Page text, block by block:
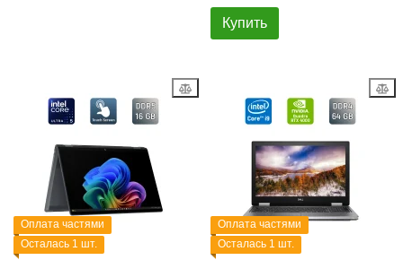
Купить
Оплата частями
Осталась 1 шт.
Оплата частями
Осталась 1 шт.